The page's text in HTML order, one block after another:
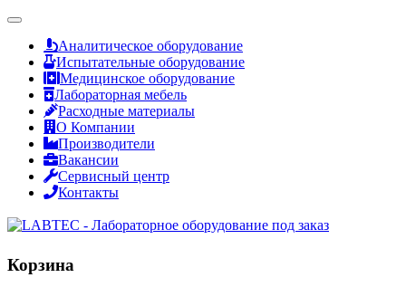
Аналитическое оборудование
Испытательные оборудование
Медицинское оборудование
Лабораторная мебель
Расходные материалы
О Компании
Производители
Вакансии
Сервисный центр
Контакты
Корзина